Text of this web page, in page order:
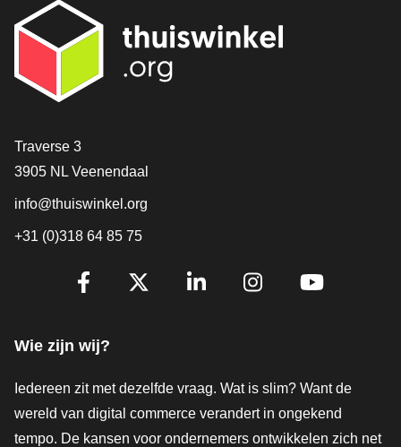
Contact
Traverse 3
3905 NL Veenendaal
info@thuiswinkel.org
+31 (0)318 64 85 75
Volg je ons al?
Wie zijn wij?
Iedereen zit met dezelfde vraag. Wat is slim? Want de
wereld van digital commerce verandert in ongekend
tempo. De kansen voor ondernemers ontwikkelen zich net